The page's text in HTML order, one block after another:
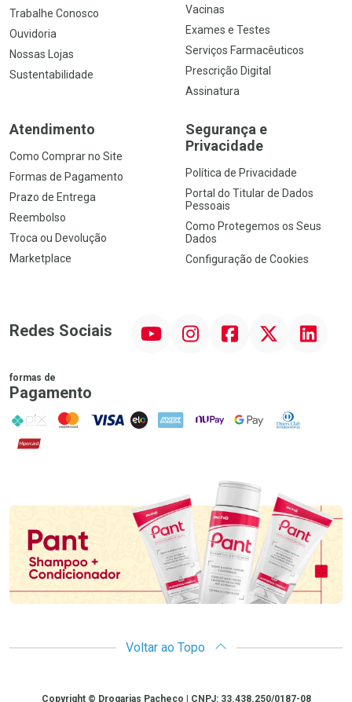
Trabalhe Conosco
Ouvidoria
Nossas Lojas
Sustentabilidade
Vacinas
Exames e Testes
Serviços Farmacêuticos
Prescrição Digital
Assinatura
Atendimento
Como Comprar no Site
Formas de Pagamento
Prazo de Entrega
Reembolso
Troca ou Devolução
Marketplace
Segurança e
Privacidade
Política de Privacidade
Portal do Titular de Dados
Pessoais
Como Protegemos os Seus
Dados
Configuração de Cookies
Redes Sociais InstagramFacebook Linkedin
formas de
Pagamento
PIX MasterCard
VISA ELO AMEX NuPay Google PayDiners Club
Hipercard
Promoção em Destaque
Voltar ao Topo
CopyrightCopyright © Drogarias Pacheco | CNPJ: 33.438.250/0187-08